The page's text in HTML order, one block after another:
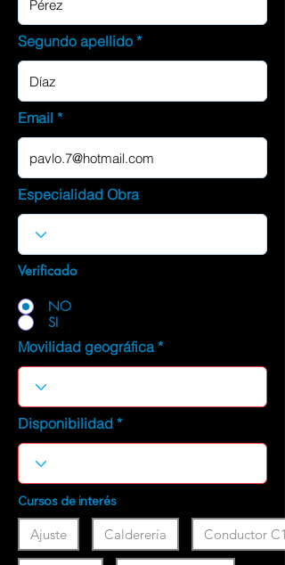
Segundo apellido
Email
Especialidad Obra
Verificado
NO
SI
Movilidad geográfica
Disponibilidad
Cursos de interés
Ajuste Calderería Conductor C1